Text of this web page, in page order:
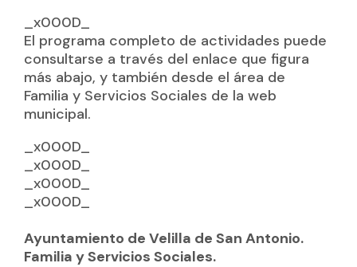
_x000D_
El programa completo de actividades puede
consultarse a través del enlace que figura
más abajo, y también desde el área de
Familia y Servicios Sociales de la web
municipal.
_x000D_
_x000D_
_x000D_
_x000D_
Ayuntamiento de Velilla de San Antonio.
Familia y Servicios Sociales.